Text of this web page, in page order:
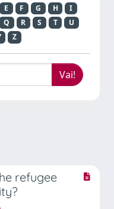
E F G H
I
Q R S T
U
Z
refugee